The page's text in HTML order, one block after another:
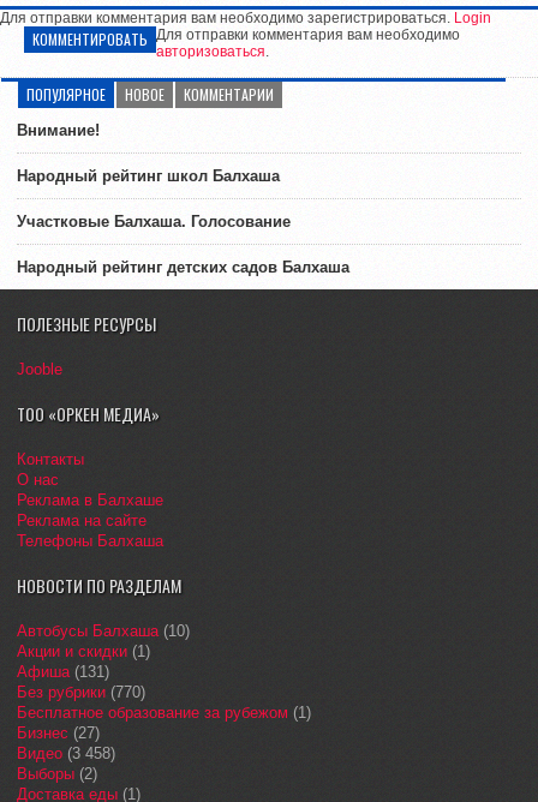
Для отправки комментария вам необходимо зарегистрироваться. Login
КОММЕНТИРОВАТЬ Для отправки комментария вам необходимо
авторизоваться.
ПОПУЛЯРНОЕ НОВОЕ КОММЕНТАРИИ
Внимание!
Народный рейтинг школ Балхаша
Участковые Балхаша. Голосование
Народный рейтинг детских садов Балхаша
ПОЛЕЗНЫЕ РЕСУРСЫ
Jooble
ТОО «ОРКЕН МЕДИА»
Контакты
О нас
Реклама в Балхаше
Реклама на сайте
Телефоны Балхаша
НОВОСТИ ПО РАЗДЕЛАМ
Автобусы Балхаша(10)
Акции и скидки (1)
Афиша(131)
Без рубрики (770)
Бесплатное образование за рубежом (1)
Бизнес (27)
Видео (3 458)
Выборы (2)
Доставка еды (1)